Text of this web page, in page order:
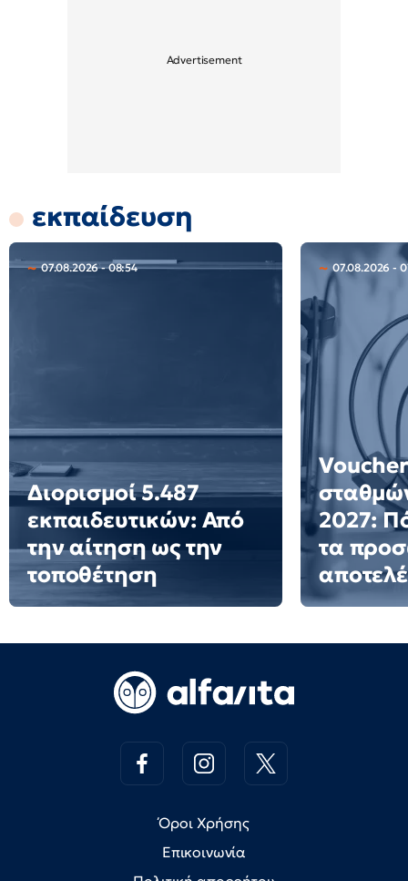
εκπαίδευση
07.08.2026 - 08:54
Διορισμοί 5.487
εκπαιδευτικών: Από
την αίτηση ως την
τοποθέτηση
07.08.2026 -
2027:
τα
Όροι Χρήσης
Επικοινωνία